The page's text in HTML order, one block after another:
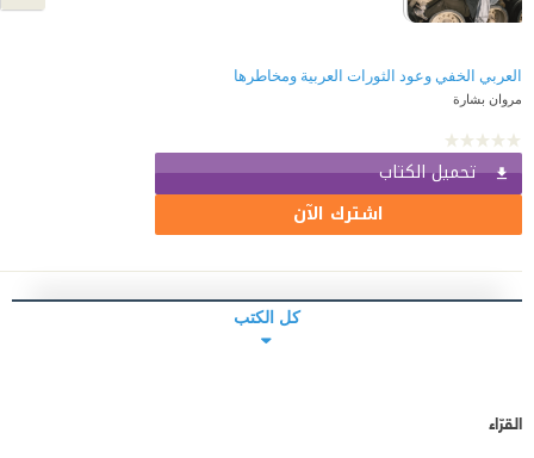
العربي الخفي وعود الثورات العربية ومخاطرها
مروان بشارة
تحميل الكتاب
اشترك الآن
كل الكتب
القرّاء